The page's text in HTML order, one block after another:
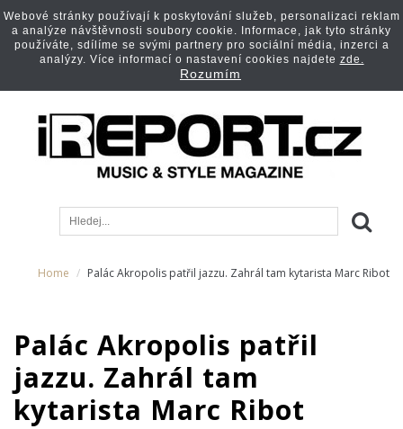
Home Palác Akropolis patřil jazzu. Zahrál tam kytarista Marc Ribot
Palác Akropolis patřil
jazzu. Zahrál tam
kytarista Marc Ribot
Webové stránky používají k poskytování služeb, personalizaci reklam
a analýze návštěvnosti soubory cookie. Informace, jak tyto stránky
používáte, sdílíme se svými partnery pro sociální média, inzerci a
analýzy. Více informací o nastavení cookies najdete zde.
Rozumím